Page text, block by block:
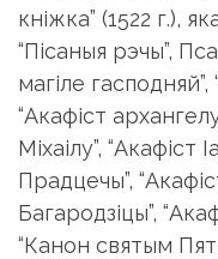
кніжка” (1522 г.),
“Пісаныя рэчы”,
магіле
“Акафіст
Міхаілу”,
Прадцечы”,
Багародзіцы”,
“Канон святым